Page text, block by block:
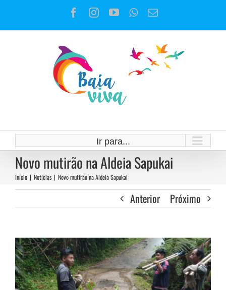
o
Facebook
Instagram
YouTubeWhatsApp
E-
Ir para...
Novo mutirão na Aldeia Sapukai
Início | Notícias | Novo mutirão na Aldeia Sapukai
Anterior Próximo
View
Larger
Image